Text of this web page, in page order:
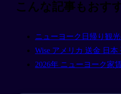
こんな記事もおす
ニューヨーク日帰り観
Wise アメリカ 送金 日
2026年 ニューヨーク家